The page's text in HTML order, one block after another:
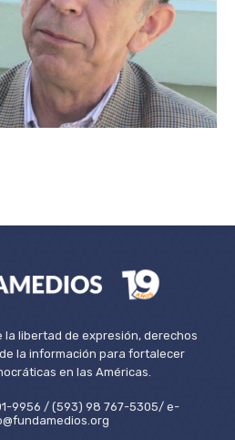
la libertad de expresión, derechos
la información para fortalecer
en las Américas.
9956 / (593) 98 767-5305/ e-